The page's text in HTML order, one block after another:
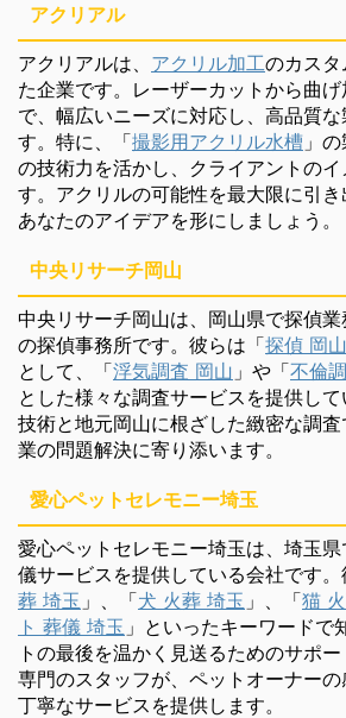
アクリアル
アクリアルは、 アクリル加工のカスタ
た企業です。レーザーカットから曲げ
で、幅広いニーズに対応し、高品質
す。特に、「撮影用アクリル水槽 」
の技術力を活かし、クライアントのイ
す。アクリルの可能性を最大限に引き
あなたのアイデアを形にしましょう。
中央リサーチ岡山
中央リサーチ岡山は、岡山県で探偵
の探偵事務所です。彼らは「探偵 岡山
として、「浮気調査 岡山 」や「不倫
とした様々な調査サービスを提供し
技術と地元岡山に根ざした緻密な調
業の問題解決に寄り添います。
愛心ペットセレモニー埼玉
愛心ペットセレモニー埼玉は、埼玉
儀サービスを提供している会社です。
葬 埼玉 」、「犬 火葬 埼玉 」、「猫
ト 葬儀 埼玉 」といったキーワードで
トの最後を温かく見送るためのサポー
専門のスタッフが、ペットオーナー
丁寧なサービスを提供します。